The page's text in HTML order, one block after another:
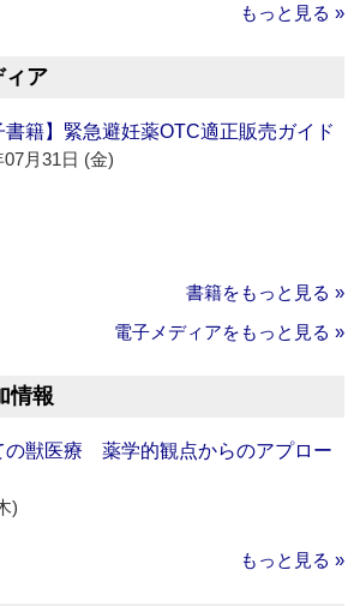
もっと見る »
ィア
書籍】緊急避妊薬OTC適正販売ガイド
07月31日 (金)
書籍をもっと見る »
電子メディアをもっと見る »
情報
の獣医療 薬学的観点からのアプロー
)
もっと見る »